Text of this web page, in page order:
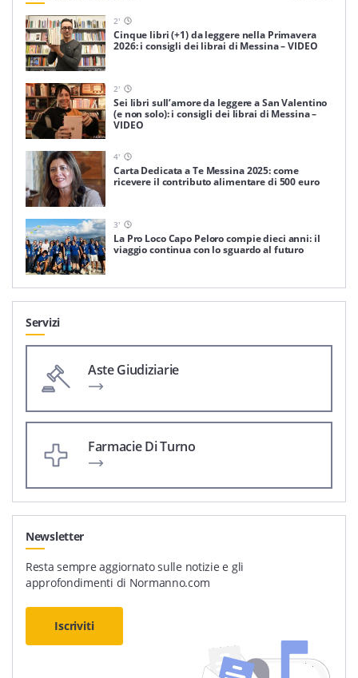
2'
Cinque libri (+1) da leggere nella Primavera
2026: i consigli dei librai di Messina – VIDEO
2'
Sei libri sull’amore da leggere a San Valentino
(e non solo): i consigli dei librai di Messina –
VIDEO
4'
Carta Dedicata a Te Messina 2025: come
ricevere il contributo alimentare di 500 euro
3'
La Pro Loco Capo Peloro compie dieci anni: il
viaggio continua con lo sguardo al futuro
Servizi
Aste Giudiziarie
Farmacie Di Turno
Newsletter
Resta sempre aggiornato sulle notizie e gli
approfondimenti di Normanno.com
Iscriviti